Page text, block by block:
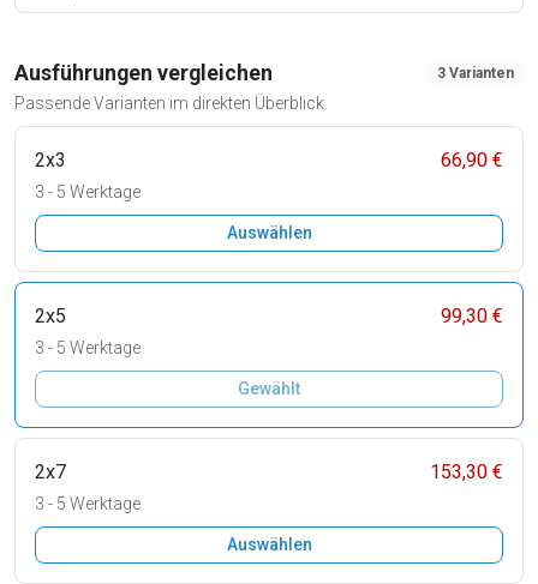
Ausführungen vergleichen
Passende Varianten im direkten Überblick.
3 Varianten
2x3 66,90 €
3 - 5 Werktage
Auswählen
2x5 99,30 €
3 - 5 Werktage
Gewählt
2x7 153,30 €
3 - 5 Werktage
Auswählen